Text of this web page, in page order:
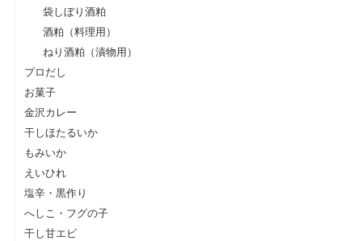
袋しぼり酒粕
酒粕（料理用）
ねり酒粕（漬物用）
プロだし
お菓子
金沢カレー
干しほたるいか
もみいか
えいひれ
塩辛・黒作り
へしこ・フグの子
干し甘エビ